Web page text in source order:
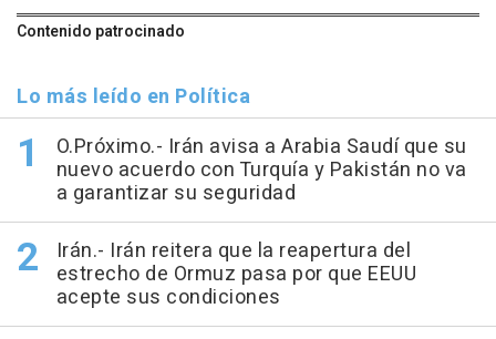
Contenido patrocinado
Lo más leído en Política
O.Próximo.- Irán avisa a Arabia Saudí que su
nuevo acuerdo con Turquía y Pakistán no va
a garantizar su seguridad
Irán.- Irán reitera que la reapertura del
estrecho de Ormuz pasa por que EEUU
acepte sus condiciones